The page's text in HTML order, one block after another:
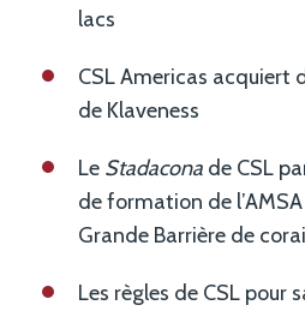
lacs
CSL Americas acquiert
de Klaveness
Le Stadacona de CSL
de formation de
Grande Barrière de
Les règles de CSL pour